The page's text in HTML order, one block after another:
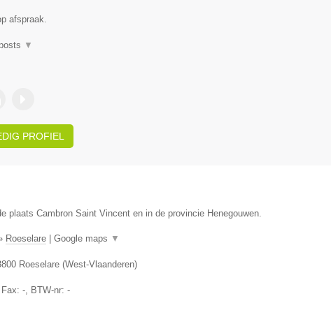
afspraak.
▼
PROFIEL
plaats Cambron Saint Vincent en in de provincie Henegouwen.
Roeselare| Google maps ▼
Roeselare(West-Vlaanderen)
-, BTW-nr: -